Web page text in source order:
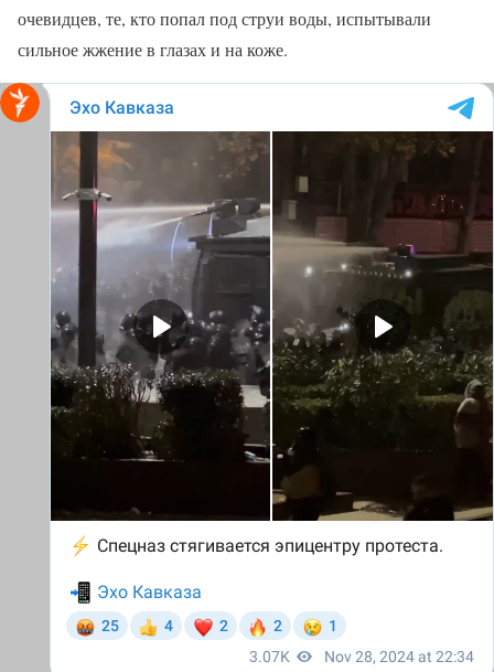
очевидцев, те, кто попал под струи воды, испытывали
сильное жжение в глазах и на коже.